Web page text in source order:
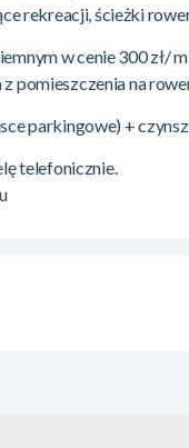
rekreacji, ścieżki
w cenie 300 zł/
pomieszczenia na
parkingowe) +
telefonicznie.